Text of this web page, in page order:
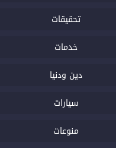
تحقيقات
خدمات
دين ودنيا
سيارات
منوعات